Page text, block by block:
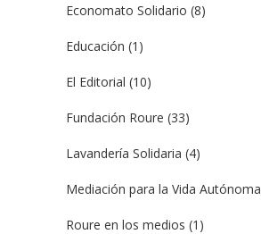
Economato Solidario (8)
Educación (1)
El Editorial (10)
Fundación Roure (33)
Lavandería Solidaria (4)
Mediación para la Vida Autónoma
Roure en los medios (1)